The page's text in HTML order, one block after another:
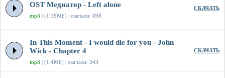
OST Медиатор - Left alone
mp3 | (1.18Mb) | скачали: 898
СКАЧАТЬ
In This Moment - I would die for you - John
Wick - Chapter 4
mp3 | (1.4Mb) | скачали: 343
СКАЧАТЬ